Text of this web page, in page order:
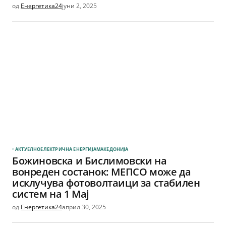
од Енергетика24јуни 2, 2025
АКТУЕЛНОЕЛЕКТРИЧНА ЕНЕРГИЈАМАКЕДОНИЈА
Божиновска и Бислимовски на
вонреден состанок: МЕПСО може да
исклучува фотоволтаици за стабилен
систем на 1 Мај
од Енергетика24април 30, 2025